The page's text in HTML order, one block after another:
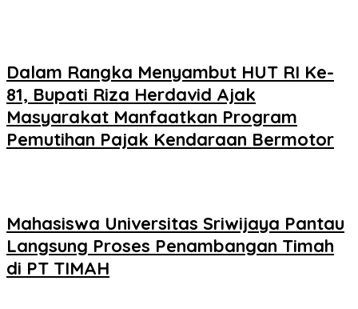
Dalam Rangka Menyambut HUT RI Ke-
81, Bupati Riza Herdavid Ajak
Masyarakat Manfaatkan Program
Pemutihan Pajak Kendaraan Bermotor
Mahasiswa Universitas Sriwijaya Pantau
Langsung Proses Penambangan Timah
di PT TIMAH